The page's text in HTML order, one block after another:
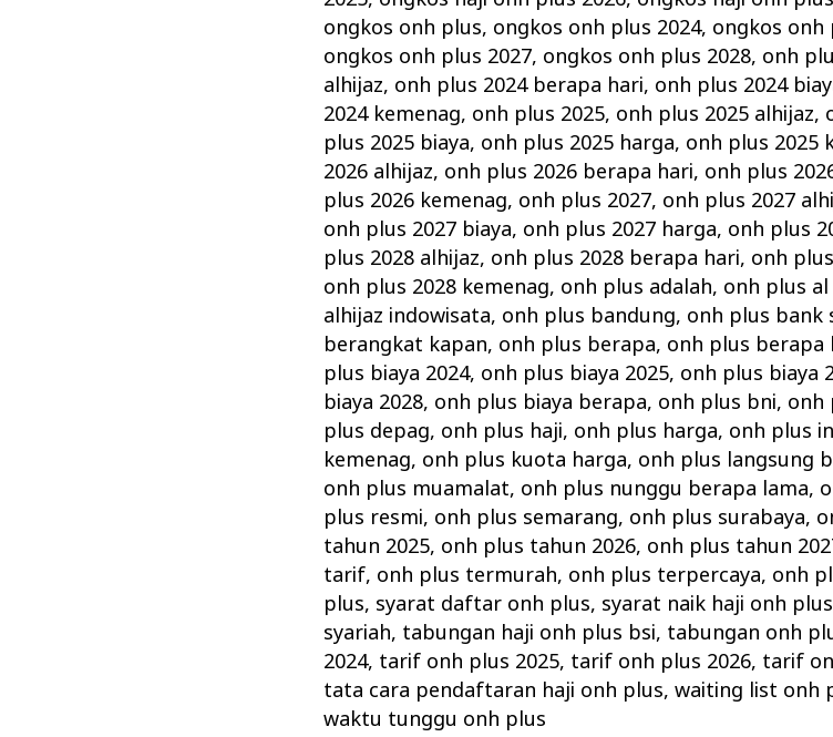
ongkos onh plus, ongkos onh plus 2024, ongkos onh
ongkos onh plus 2027, ongkos onh plus 2028, onh
alhijaz, onh plus 2024 berapa hari, onh plus 2024
2024 kemenag, onh plus 2025, onh plus 2025 alhijaz,
plus 2025 biaya, onh plus 2025 harga, onh plus 2025
2026 alhijaz, onh plus 2026 berapa hari, onh plus
plus 2026 kemenag, onh plus 2027, onh plus 2027
onh plus 2027 biaya, onh plus 2027 harga, onh plus
plus 2028 alhijaz, onh plus 2028 berapa hari, onh
onh plus 2028 kemenag, onh plus adalah, onh plus
alhijaz indowisata, onh plus bandung, onh plus bank
berangkat kapan, onh plus berapa, onh plus berapa
plus biaya 2024, onh plus biaya 2025, onh plus biaya
biaya 2028, onh plus biaya berapa, onh plus bni, onh
plus depag, onh plus haji, onh plus harga, onh plus
kemenag, onh plus kuota harga, onh plus langsung
onh plus muamalat, onh plus nunggu berapa lama,
plus resmi, onh plus semarang, onh plus surabaya,
tahun 2025, onh plus tahun 2026, onh plus tahun
tarif, onh plus termurah, onh plus terpercaya, onh
plus, syarat daftar onh plus, syarat naik haji onh plus
syariah, tabungan haji onh plus bsi, tabungan onh
2024, tarif onh plus 2025, tarif onh plus 2026, tarif
tata cara pendaftaran haji onh plus,waiting list onh
waktu tunggu onh plus